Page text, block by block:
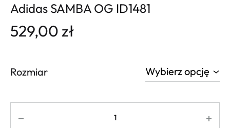
Adidas SAMBA OG ID1481
529,00zł
Rozmiar